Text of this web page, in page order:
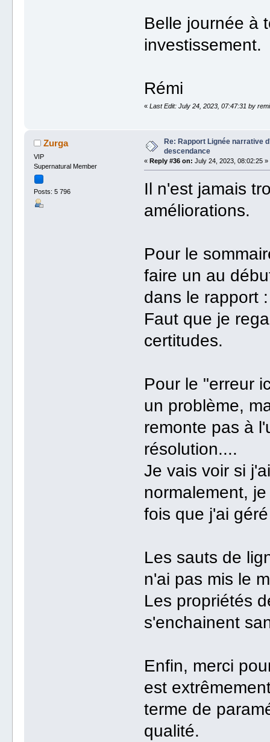
Belle journée à
investissement.
Rémi
«Last Edit: July 24, 2023, 07:47:31 by
Zurga
VIP
Supernatural Member
Posts: 5 796
Re: Rapport Lignée narrative
descendance
«Reply #36 on: July 24, 2023, 08:02:25 »
Il n'est jamais
améliorations.
Pour le
faire un au
dans le rapport
Faut que je
certitudes.
Pour le "erreur
un problème,
remonte pas à
résolution....
Je vais voir si
normalement,
fois que j'ai
Les sauts de
n'ai pas mis le
Les propriétés
s'enchainent
Enfin, merci
est
terme de
qualité.